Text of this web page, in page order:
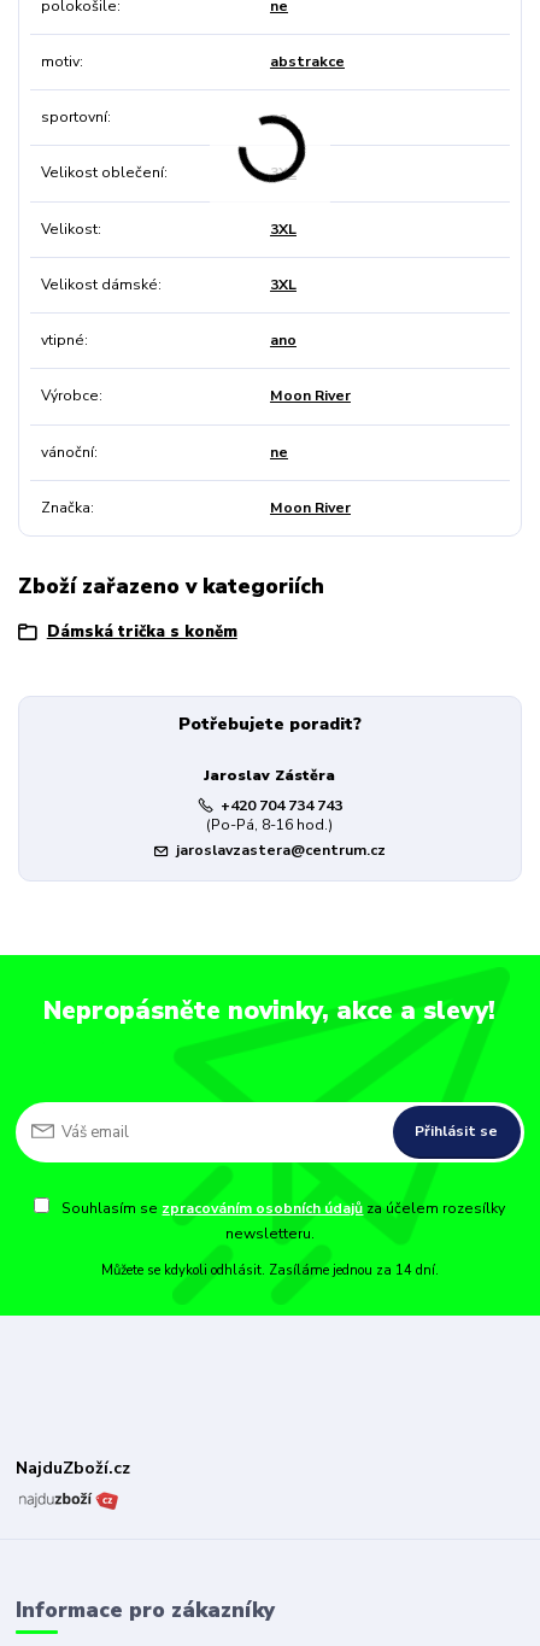
polokošile ne
motiv abstrakce
sportovní ne
Velikost oblečení 3XL
Velikost 3XL
Velikost dámské 3XL
vtipné ano
Výrobce Moon River
vánoční ne
Značka Moon River
Zboží zařazeno v kategoriích
Dámská trička s koněm
Potřebujete poradit?
Jaroslav Zástěra
+420 704 734 743
(Po-Pá, 8-16 hod.)
jaroslavzastera@centrum.cz
Nepropásněte novinky, akce a slevy!
Přihlásit se
Souhlasím se zpracováním osobních údajů za účelem rozesílky
newsletteru.
Můžete se kdykoli odhlásit. Zasíláme jednou za 14 dní.
NajduZboží.cz
Informace pro zákazníky